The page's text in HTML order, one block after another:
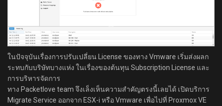
ในปัจจุบันเรื่องการปรับเปลี่ยน License ของทาง Vmware เริ่มส่งผลก
ระทบกับบริษัทบางแห่ง ในเรื่องของต้นทุน Subscription License และ
การบริหารจัดการ
ทาง Packetlove team จึงเล็งเห็นความสำคัญตรงนี้เลยได้ เปิดบริการ
Migrate Service ออกจาก ESX-i หรือ Vmware เพื่อไปที่ Proxmox VE